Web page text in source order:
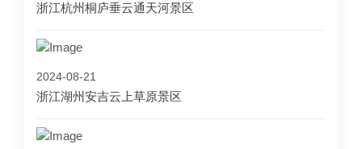
浙江杭州桐庐垂云通天河景区
2024-08-21
浙江湖州安吉云上草原景区